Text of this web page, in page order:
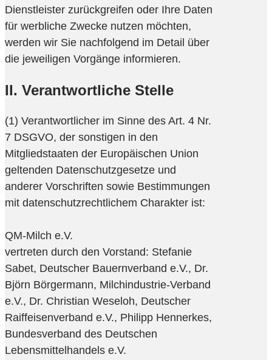
Dienstleister zurückgreifen oder Ihre Daten
für werbliche Zwecke nutzen möchten,
werden wir Sie nachfolgend im Detail über
die jeweiligen Vorgänge informieren.
II. Verantwortliche Stelle
(1) Verantwortlicher im Sinne des Art. 4 Nr.
7 DSGVO, der sonstigen in den
Mitgliedstaaten der Europäischen Union
geltenden Datenschutzgesetze und
anderer Vorschriften sowie Bestimmungen
mit datenschutzrechtlichem Charakter ist:
QM-Milch e.V.
vertreten durch den Vorstand: Stefanie
Sabet, Deutscher Bauernverband e.V., Dr.
Björn Börgermann, Milchindustrie-Verband
e.V., Dr. Christian Weseloh, Deutscher
Raiffeisenverband e.V., Philipp Hennerkes,
Bundesverband des Deutschen
Lebensmittelhandels e.V.